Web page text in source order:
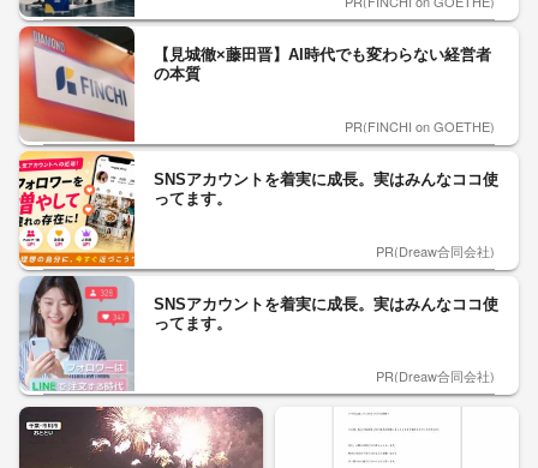
【見城徹×藤田晋】AI時代でも変わらない経営者
の本質
PR(FINCHI on GOETHE)
SNSアカウントを着実に成長。実はみんなココ使
ってます。
PR(Dreaw合同会社)
SNSアカウントを着実に成長。実はみんなココ使
ってます。
PR(Dreaw合同会社)